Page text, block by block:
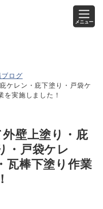
メニュー
ログ
ケレン・庇下塗り・戸袋ケ
を実施しました！
壁上塗り・庇
・戸袋ケレ
瓦棒下塗り作業